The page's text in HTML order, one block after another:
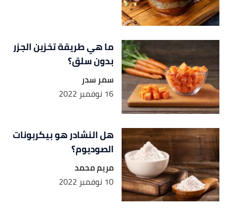
ما هي طريقة تخزين الجزر
بدون سلق؟
سمر سدر
16 نوفمبر 2022
هل النشادر هو بيكربونات
الصوديوم؟
مريم محمد
10 نوفمبر 2022